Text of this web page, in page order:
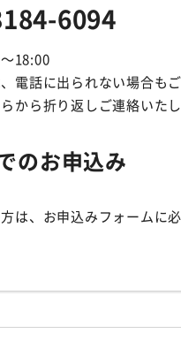
6094
18:00
電話に出られない場合もご
から折り返しご連絡いたし
のお申込み
は、お申込みフォームに